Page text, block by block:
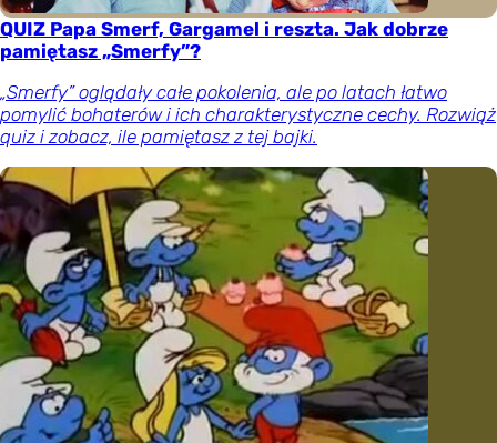
QUIZ Papa Smerf, Gargamel i reszta. Jak dobrze
pamiętasz „Smerfy”?
„Smerfy” oglądały całe pokolenia, ale po latach łatwo
pomylić bohaterów i ich charakterystyczne cechy. Rozwiąż
quiz i zobacz, ile pamiętasz z tej bajki.